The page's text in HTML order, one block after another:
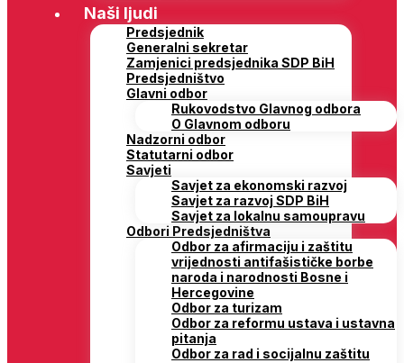
Naši ljudi
Predsjednik
Generalni sekretar
Zamjenici predsjednika SDP BiH
Predsjedništvo
Glavni odbor
Rukovodstvo Glavnog odbora
O Glavnom odboru
Nadzorni odbor
Statutarni odbor
Savjeti
Savjet za ekonomski razvoj
Savjet za razvoj SDP BiH
Savjet za lokalnu samoupravu
Odbori Predsjedništva
Odbor za afirmaciju i zaštitu
vrijednosti antifašističke borbe
naroda i narodnosti Bosne i
Hercegovine
Odbor za turizam
Odbor za reformu ustava i ustavna
pitanja
Odbor za rad i socijalnu zaštitu